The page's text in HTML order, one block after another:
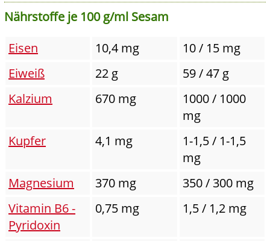
Nährstoffe je 100 g/ml Sesam
Eisen
10,4 mg
10 / 15 mg
Eiweiß
22 g
59 / 47 g
Kalzium
670 mg
1000 / 1000
mg
Kupfer
4,1 mg
1-1,5 / 1-1,5
mg
Magnesium
370 mg
350 / 300 mg
Vitamin B6 -
Pyridoxin
0,75 mg 1,5 / 1,2 mg